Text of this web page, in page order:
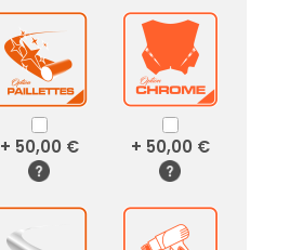
+ 50,00 € + 50,00 €